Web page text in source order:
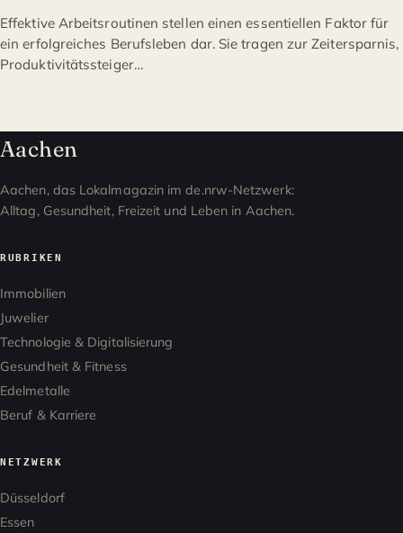
Effektive Arbeitsroutinen stellen einen essentiellen Faktor für
ein erfolgreiches Berufsleben dar. Sie tragen zur Zeitersparnis,
Produktivitätssteiger…
Aachen
Aachen, das Lokalmagazin im de.nrw-Netzwerk:
Alltag, Gesundheit, Freizeit und Leben in Aachen.
RUBRIKEN
Immobilien
Juwelier
Technologie & Digitalisierung
Gesundheit & Fitness
Edelmetalle
Beruf & Karriere
NETZWERK
Düsseldorf
Essen